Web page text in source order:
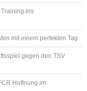
ins
mit einem perfekten Tag
gegen den TSV
Hoffnung im